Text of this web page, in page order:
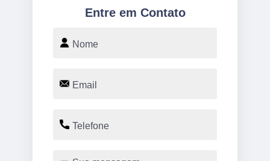
Entre em Contato